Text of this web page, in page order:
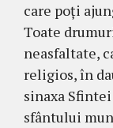
care poţi
Toate
neasfaltate,
religios, în
sinaxa
sfântului